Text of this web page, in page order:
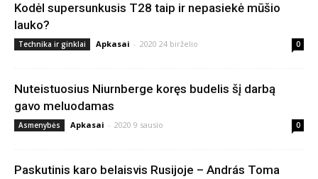
Kodėl supersunkusis T28 taip ir nepasiekė mūšio
lauko?
Technika ir ginklai Apkasai - 2020 24 birželio 0
Nuteistuosius Niurnberge koręs budelis šį darbą
gavo meluodamas
Asmenybės Apkasai - 2020 9 sausio 0
Paskutinis karo belaisvis Rusijoje – András Toma